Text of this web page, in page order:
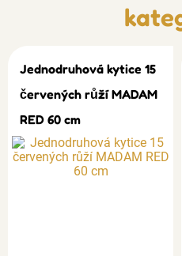
Jednodruhová kytice 15
červených růží MADAM
RED 60 cm